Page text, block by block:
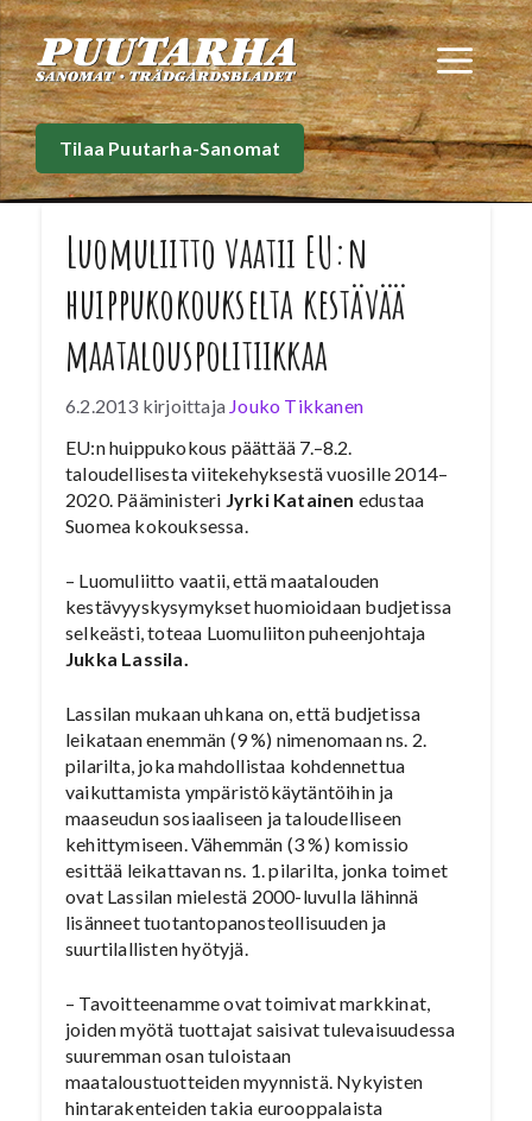
Siirry
sisältöön
Tilaa Puutarha-Sanomat
Luomuliitto vaatii EU:n
huippukokoukselta kestävää
maatalouspolitiikkaa
6.2.2013 kirjoittaja Jouko Tikkanen
EU:n huippukokous päättää 7.–8.2.
taloudellisesta viitekehyksestä vuosille 2014–
2020. Pääministeri Jyrki Katainen edustaa
Suomea kokouksessa.
– Luomuliitto vaatii, että maatalouden
kestävyyskysymykset huomioidaan budjetissa
selkeästi, toteaa Luomuliiton puheenjohtaja
Jukka Lassila.
Lassilan mukaan uhkana on, että budjetissa
leikataan enemmän (9 %) nimenomaan ns. 2.
pilarilta, joka mahdollistaa kohdennettua
vaikuttamista ympäristökäytäntöihin ja
maaseudun sosiaaliseen ja taloudelliseen
kehittymiseen. Vähemmän (3 %) komissio
esittää leikattavan ns. 1. pilarilta, jonka toimet
ovat Lassilan mielestä 2000-luvulla lähinnä
lisänneet tuotantopanosteollisuuden ja
suurtilallisten hyötyjä.
– Tavoitteenamme ovat toimivat markkinat,
joiden myötä tuottajat saisivat tulevaisuudessa
suuremman osan tuloistaan
maataloustuotteiden myynnistä. Nykyisten
hintarakenteiden takia eurooppalaista